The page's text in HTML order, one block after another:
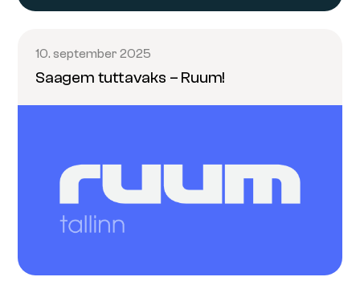
10. september 2025
Saagem tuttavaks – Ruum!